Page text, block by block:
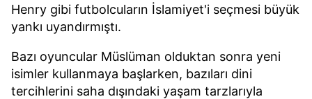
Henry gibi futbolcuların İslamiyet'i seçmesi büyük
yankı uyandırmıştı.
Bazı oyuncular Müslüman olduktan sonra yeni
isimler kullanmaya başlarken, bazıları dini
tercihlerini saha dışındaki yaşam tarzlarıyla